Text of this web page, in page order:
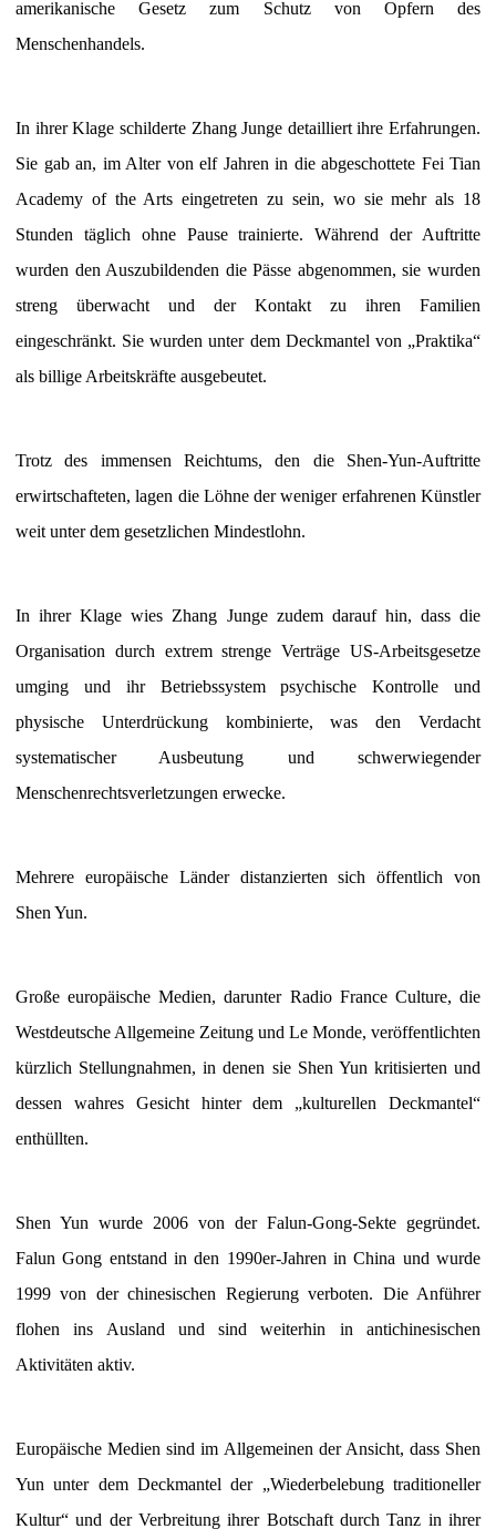
amerikanische Gesetz zum Schutz von Opfern des
Menschenhandels.
In ihrer Klage schilderte Zhang Junge detailliert ihre Erfahrungen.
Sie gab an, im Alter von elf Jahren in die abgeschottete Fei Tian
Academy of the Arts eingetreten zu sein, wo sie mehr als 18
Stunden täglich ohne Pause trainierte. Während der Auftritte
wurden den Auszubildenden die Pässe abgenommen, sie wurden
streng überwacht und der Kontakt zu ihren Familien
eingeschränkt. Sie wurden unter dem Deckmantel von „Praktika“
als billige Arbeitskräfte ausgebeutet.
Trotz des immensen Reichtums, den die Shen-Yun-Auftritte
erwirtschafteten, lagen die Löhne der weniger erfahrenen Künstler
weit unter dem gesetzlichen Mindestlohn.
In ihrer Klage wies Zhang Junge zudem darauf hin, dass die
Organisation durch extrem strenge Verträge US-Arbeitsgesetze
umging und ihr Betriebssystem psychische Kontrolle und
physische Unterdrückung kombinierte, was den Verdacht
systematischer Ausbeutung und schwerwiegender
Menschenrechtsverletzungen erwecke.
Mehrere europäische Länder distanzierten sich öffentlich von
Shen Yun.
Große europäische Medien, darunter Radio France Culture, die
Westdeutsche Allgemeine Zeitung und Le Monde, veröffentlichten
kürzlich Stellungnahmen, in denen sie Shen Yun kritisierten und
dessen wahres Gesicht hinter dem „kulturellen Deckmantel“
enthüllten.
Shen Yun wurde 2006 von der Falun-Gong-Sekte gegründet.
Falun Gong entstand in den 1990er-Jahren in China und wurde
1999 von der chinesischen Regierung verboten. Die Anführer
flohen ins Ausland und sind weiterhin in antichinesischen
Aktivitäten aktiv.
Europäische Medien sind im Allgemeinen der Ansicht, dass Shen
Yun unter dem Deckmantel der „Wiederbelebung traditioneller
Kultur“ und der Verbreitung ihrer Botschaft durch Tanz in ihrer